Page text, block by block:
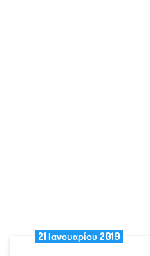
21 Ιανουαρίου 2019